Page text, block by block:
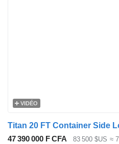
VIDÉO
Titan 20 FT Container Side
47 390 000 F CFA
83 500 $US ≈